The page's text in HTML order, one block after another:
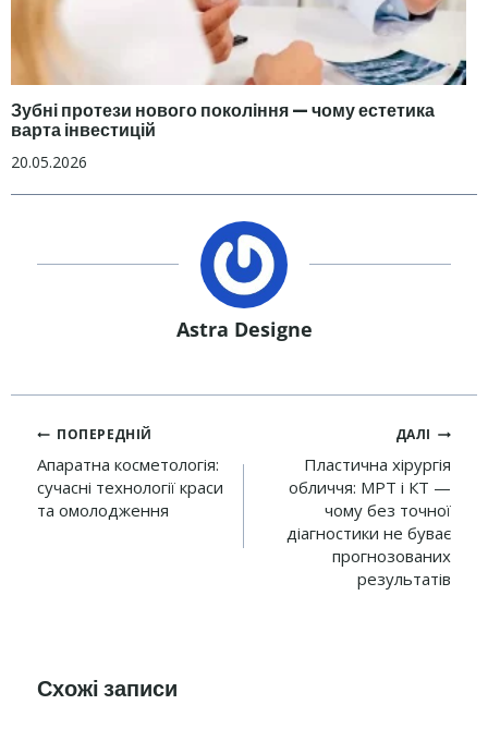
Зубні протези нового покоління — чому естетика
варта інвестицій
20.05.2026
Astra Designe
Навігація
записів
ПОПЕРЕДНІЙ
Апаратна косметологія:
сучасні технології краси
та омолодження
ДАЛІ
Пластична хірургія
обличчя: МРТ і КТ —
чому без точної
діагностики не буває
прогнозованих
результатів
Схожі записи